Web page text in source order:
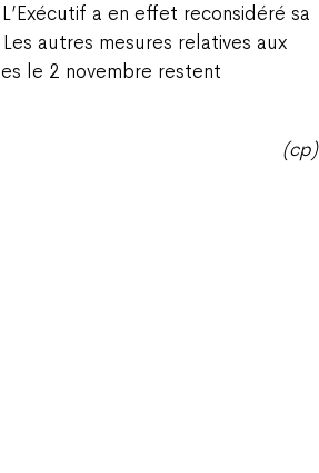
a en effet reconsidéré sa
autres mesures relatives aux
le 2 novembre restent
(cp)